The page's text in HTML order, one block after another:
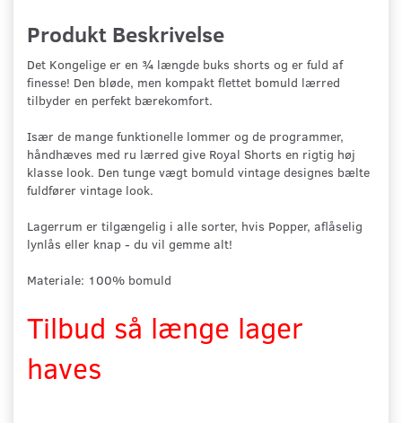
Produkt Beskrivelse
Det Kongelige er en ¾ længde buks shorts og er fuld af
finesse! Den bløde, men kompakt flettet bomuld lærred
tilbyder en perfekt bærekomfort.
Især de mange funktionelle lommer og de programmer,
håndhæves med ru lærred give Royal Shorts en rigtig høj
klasse look. Den tunge vægt bomuld vintage designes bælte
fuldfører vintage look.
Lagerrum er tilgængelig i alle sorter, hvis Popper, aflåselig
lynlås eller knap - du vil gemme alt!
Materiale: 100% bomuld
Tilbud så længe lager
haves